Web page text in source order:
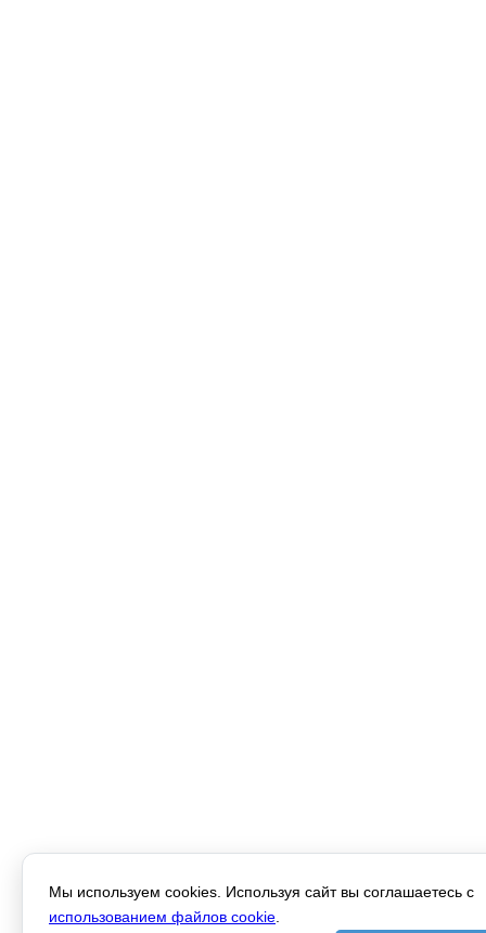
Мы используем cookies. Используя сайт вы соглашаетесь с
использованием файлов cookie